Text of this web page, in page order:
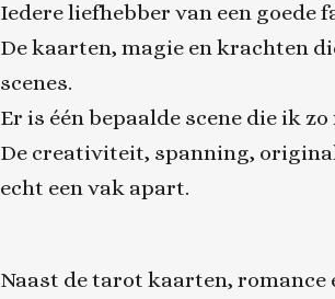
Iedere liefhebber van een
De kaarten, magie en krachten
scenes.
Er is één bepaalde scene die ik
De creativiteit, spanning,
echt een vak apart.
Naast de tarot kaarten, romance